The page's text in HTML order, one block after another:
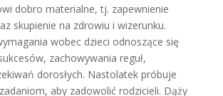
dobro materialne, tj. zapewnienie
skupienie na zdrowiu i wizerunku.
wobec dzieci odnoszące się
zachowywania reguł,
dorosłych. Nastolatek próbuje
aby zadowolić rodzicieli. Dąży